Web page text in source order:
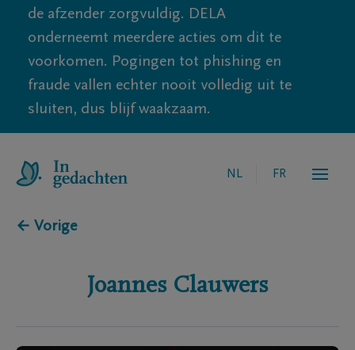
de afzender zorgvuldig. DELA
onderneemt meerdere acties om dit te
voorkomen. Pogingen tot phishing en
fraude vallen echter nooit volledig uit te
sluiten, dus blijf waakzaam.
NL FR
← Vorige
Joannes Clauwers